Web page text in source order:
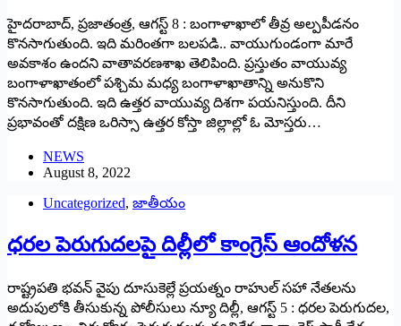
హైదరాబాద్‌, ‌ప్రజాతంత్ర, ఆగస్ట్ 8 : ‌బంగాళాఖాలో తీవ్ర అల్పపీడనం
కొనసాగుతుంది. ఇది మరింతగా బలపడి.. వాయుగుండంగా మారే
అవకాశం ఉందని వాతావరణశాఖ తెలిపింది. ప్రస్తుతం వాయువ్య
బంగాళాఖాతంలో పశ్చిమ మధ్య బంగాళాఖాతాన్ని అనుకొని
కొనసాగుతుంది. ఇది ఉత్తర వాయువ్య దిశగా పయనిస్తుంది. దీని
ప్రభావంతో దక్షిణ ఒరిస్సా ఉత్తర కోస్తా జిల్లాల్లో ఓ మోస్తరు…
NEWS
August 8, 2022
Uncategorized, జాతీయం
ధరల పెరుగుదలపై దిల్లీలో కాంగ్రెస్‌ ఆం‌దోళన
రాష్ట్రపతి భవన్‌ ‌వైపు దూసుకెల్లే ప్రయత్నం రాహుల్‌ ‌సహా నేతలను
అదుపులోకి తీసుకున్న పోలీసులు న్యూ దిల్లీ, ఆగస్ట్ 5 : ‌ధరల పెరుగుదల,